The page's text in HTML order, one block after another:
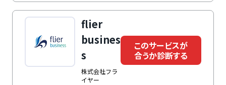
ョンズが提供している既成教材も用意されているのが嬉
しいポイント。人気のコンプライアンス研修である「コ
ンプライアンスのつぼ」やExcelやWord講座などかゆい
ところに手が届く「よくわかる～シリーズ」などニーズ
に合わせたさまざまな教材が用意されています。
flier
busines
s
株式会社フラ
イヤー
このサービスが
合うか診断する